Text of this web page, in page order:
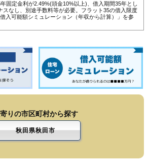
固定金利が2.49%(頭金10%以上)、借入期間35年とし
スなし、別途手数料等が必要。フラット35の借入限度
入可能額シミュレーション（年収から計算）
」を参
りの市区町村から探す
秋田県秋田市